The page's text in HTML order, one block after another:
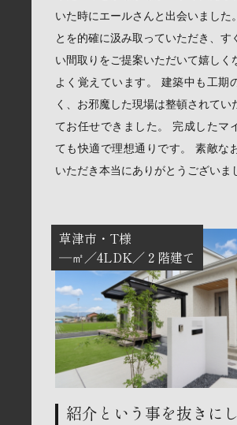
いた時にエールさんと出会いました
とを的確に汲み取っていただき、す
い間取りをご提案いただいて嬉しく
よく覚えています。 建築中も工期
く、お邪魔した現場は整頓されてい
てお任せできました。 完成したマ
ても快適で理想通りです。 素敵な
いただき本当にありがとうございま
草津市
T様
―㎡
4LDK ２階建て
紹介という事を抜きに